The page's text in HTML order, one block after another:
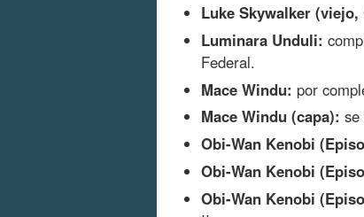
Luke Skywalker (viejo,
Luminara Unduli:
Federal.
Mace Windu: por
Mace Windu (capa): se
Obi-Wan Kenobi
Obi-Wan Kenobi
Obi-Wan Kenobi